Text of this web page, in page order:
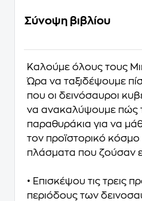
Σύνοψη βιβλίου
Καλούμε όλους τους
Ώρα να ταξιδέψουμε
που οι δεινόσαυροι
να ανακαλύψουμε πώς
παραθυράκια για να
τον προϊστορικό κόσμο
πλάσματα που ζούσαν
• Επισκέψου τις τρεις
περιόδους των